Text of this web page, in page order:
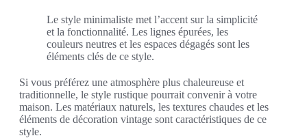
Le style minimaliste met l’accent sur la simplicité
et la fonctionnalité. Les lignes épurées, les
couleurs neutres et les espaces dégagés sont les
éléments clés de ce style.
Si vous préférez une atmosphère plus chaleureuse et
traditionnelle, le style rustique pourrait convenir à votre
maison. Les matériaux naturels, les textures chaudes et les
éléments de décoration vintage sont caractéristiques de ce
style.